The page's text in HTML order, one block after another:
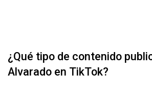
¿Qué tipo de contenido
Alvarado en TikTok?